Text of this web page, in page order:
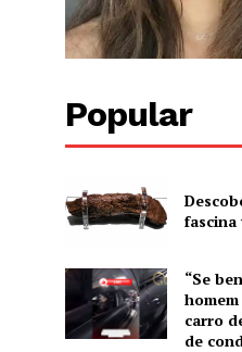
Popular
fascina
“Se
carro
de